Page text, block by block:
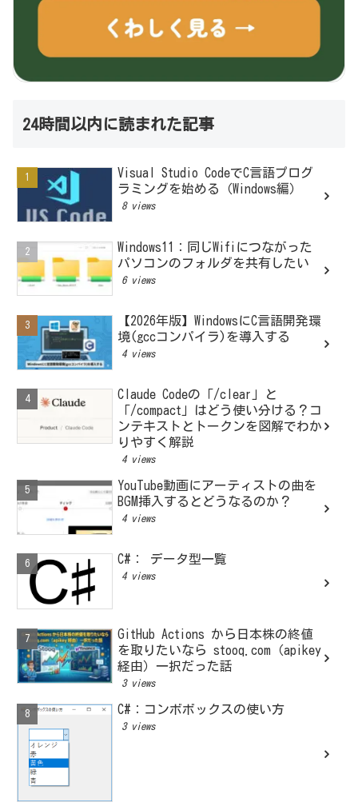
24時間以内に読まれた記事
Visual Studio CodeでC言語プログ
ラミングを始める（Windows編）
8 views
Windows11：同じWifiにつながった
パソコンのフォルダを共有したい
6 views
【2026年版】WindowsにC言語開発環
境(gccコンパイラ)を導入する
4 views
Claude Codeの「/clear」と
「/compact」はどう使い分ける？コ
ンテキストとトークンを図解でわか
りやすく解説
4 views
YouTube動画にアーティストの曲を
BGM挿入するとどうなるのか？
4 views
C#： データ型一覧
4 views
GitHub Actions から日本株の終値
を取りたいなら stooq.com（apikey
経由）一択だった話
3 views
C#：コンボボックスの使い方
3 views